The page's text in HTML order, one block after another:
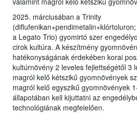
2025. márciusában a Trinity
a Legato Trio) gyomirtó szer
cirok kultúra. A készítmény
hatékonyságának érdekében korai
kultúrnövény 2 leveles fejlettségétől 3
magról kelő kétszikű gyomnövények
magról kelő egyszikű gyomnövények
állapotában kell kijuttatni az
technológiának megfelelően.